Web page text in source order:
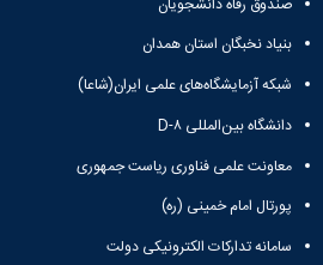
بنیاد نخبگان استان همدان
شبکه آزمایشگاه‌های علمی ایران(شاعا)
دانشگاه بین‌المللی D-۸
معاونت علمی فناوری ریاست جمهوری
پورتال امام خمینی (ره)
سامانه تدارکات الکترونیکی دولت